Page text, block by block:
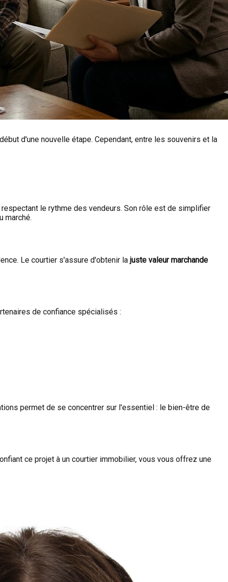
d'une nouvelle étape. Cependant, entre les souvenirs et la
le rythme des vendeurs. Son rôle est de simplifier
marché.
Le courtier s'assure d'obtenir la juste valeur marchande
de confiance spécialisés :
permet de se concentrer sur l'essentiel : le bien-être de
ce projet à un courtier immobilier, vous vous offrez une